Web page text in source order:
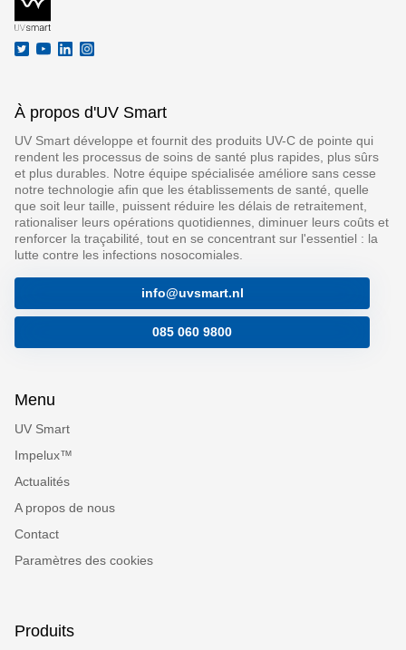
À propos d'UV Smart
UV Smart développe et fournit des produits UV-C de pointe qui
rendent les processus de soins de santé plus rapides, plus sûrs
et plus durables. Notre équipe spécialisée améliore sans cesse
notre technologie afin que les établissements de santé, quelle
que soit leur taille, puissent réduire les délais de retraitement,
rationaliser leurs opérations quotidiennes, diminuer leurs coûts et
renforcer la traçabilité, tout en se concentrant sur l'essentiel : la
lutte contre les infections nosocomiales.
info@uvsmart.nl
085 060 9800
Menu
UV Smart
Impelux™
Actualités
A propos de nous
Contact
Paramètres des cookies
Produits